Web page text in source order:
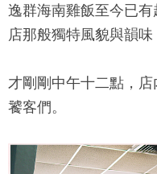
逸群海南雞飯至今已
店那般獨特風貌與韻味
才剛剛中午十二點，
饕客們。